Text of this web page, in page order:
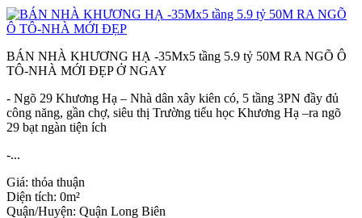
BÁN NHÀ KHƯƠNG HẠ -35Mx5 tầng 5.9 tỷ 50M RA NGÕ Ô
TÔ-NHÀ MỚI ĐẸP Ở NGAY
- Ngõ 29 Khương Hạ – Nhà dân xây kiên có, 5 tầng 3PN đầy đủ
công năng, gần chợ, siêu thị Trường tiểu học Khương Hạ –ra ngõ
29 bạt ngàn tiện ích
-...
Giá: thỏa thuận
Diện tích: 0m²
Quận/Huyện: Quận Long Biên